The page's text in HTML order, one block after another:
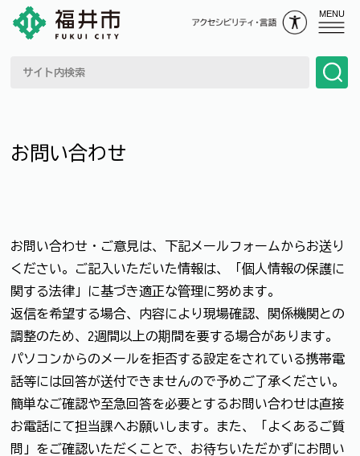
MENU
お問い合わせ
お問い合わせ・ご意見は、下記メールフォームからお送り
ください。ご記入いただいた情報は、「個人情報の保護に
関する法律」に基づき適正な管理に努めます。
返信を希望する場合、内容により現場確認、関係機関との
調整のため、2週間以上の期間を要する場合があります。
パソコンからのメールを拒否する設定をされている携帯電
話等には回答が送付できませんので予めご了承ください。
簡単なご確認や至急回答を必要とするお問い合わせは直接
お電話にて担当課へお願いします。また、「よくあるご質
問」をご確認いただくことで、お待ちいただかずにお問い